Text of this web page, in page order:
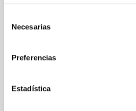
Necesarias
Preferencias
Estadística